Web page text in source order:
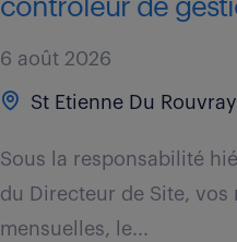
contrôleur de
6 août 2026
St Etienne Du
Sous la responsabilité
du Directeur de Site,
mensuelles, le...